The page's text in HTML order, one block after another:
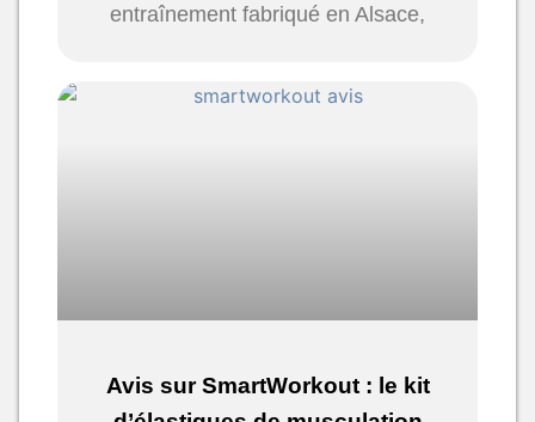
entraînement fabriqué en Alsace,
Avis sur SmartWorkout : le kit